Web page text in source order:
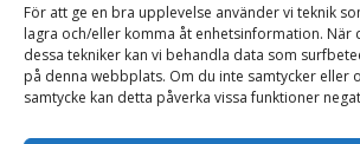
För att ge en bra upplevelse använder vi teknik
lagra och/eller komma åt enhetsinformation. När
dessa tekniker kan vi behandla data som
på denna webbplats. Om du inte samtycker eller
samtycke kan detta påverka vissa funktioner
Recensioner